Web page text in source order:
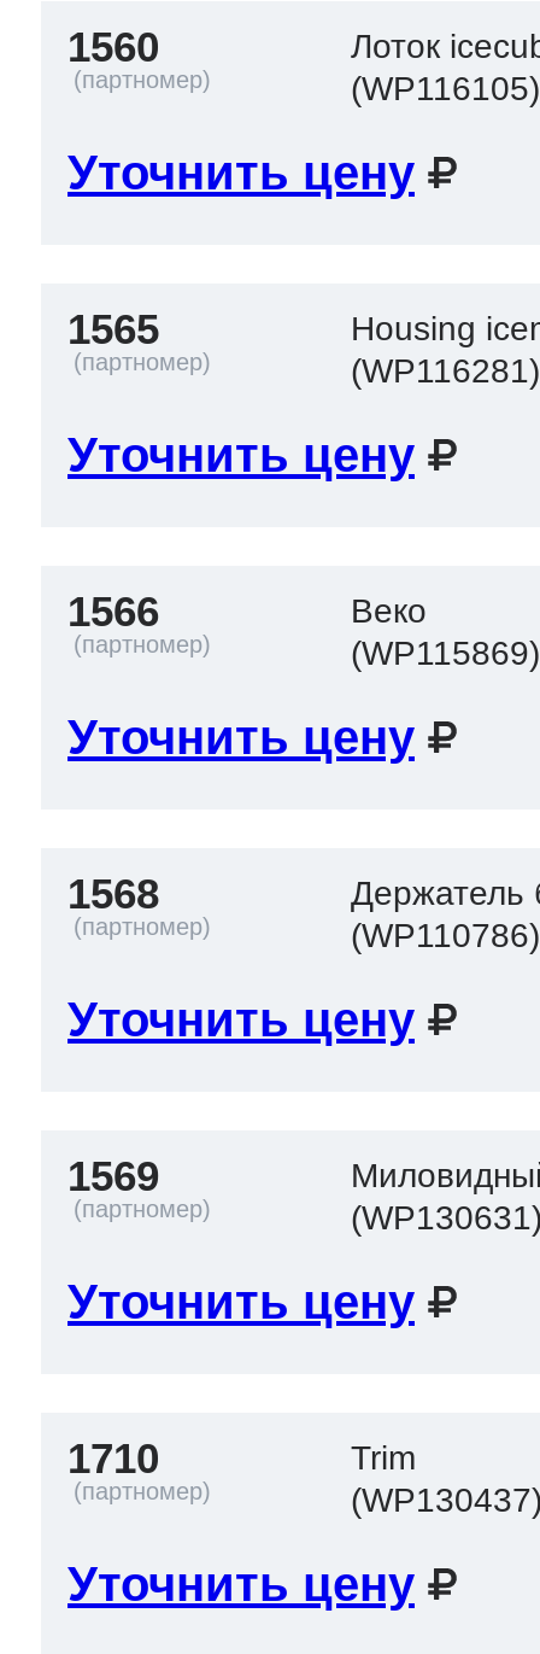
1560
Лоток
(WP116105)
Уточнить цену
1565
Housing
(WP116281)
Уточнить цену
1566
Веко
(WP115869)
Уточнить цену
1568
Держатель
(WP110786)
Уточнить цену
1569
Уточнить цену
1710
Trim
Уточнить цену